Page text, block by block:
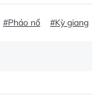
#Pháo nổ #Kỳ giang